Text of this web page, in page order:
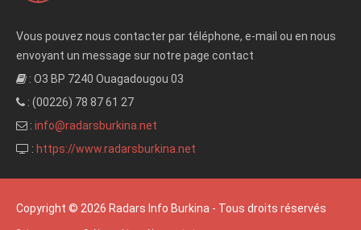
Vous pouvez nous contacter par téléphone, e-mail ou en nous
envoyant un message sur notre page contact
: O3 BP 7240 Ouagadougou 03
: (00226) 78 87 61 27
: info@radarsburkina.net
: https://www.radarsburkina.net
Copyright © 2026 Radars Info Burkina - Tous droits réservés